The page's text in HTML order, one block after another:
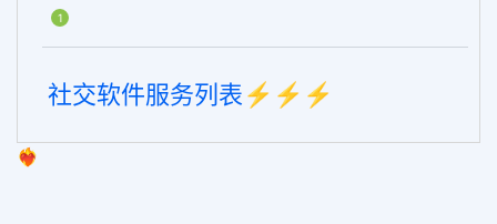
1
社交软件服务列表⚡️⚡️⚡️
❤️‍🔥